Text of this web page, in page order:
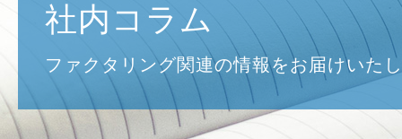
社内コラム
ファクタリング関連の情報をお届けいた